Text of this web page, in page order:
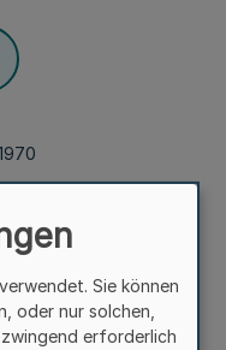
Fassung der
(GV. NW. S. 70)
Sie können
oder nur solchen,
erforderlich